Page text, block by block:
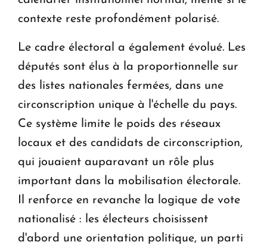
contexte reste profondément polarisé.
Le cadre électoral a également évolué. Les
députés sont élus à la proportionnelle sur
des listes nationales fermées, dans une
circonscription unique à l'échelle du pays.
Ce système limite le poids des réseaux
locaux et des candidats de circonscription,
qui jouaient auparavant un rôle plus
important dans la mobilisation électorale.
Il renforce en revanche la logique de vote
nationalisé : les électeurs choisissent
d'abord une orientation politique, un parti